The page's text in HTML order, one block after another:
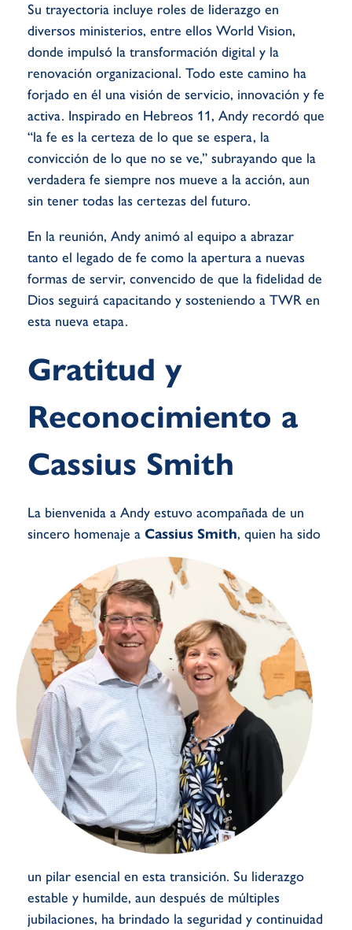
Su trayectoria incluye roles de liderazgo en
diversos ministerios, entre ellos World Vision,
donde impulsó la transformación digital y la
renovación organizacional. Todo este camino ha
forjado en él una visión de servicio, innovación y fe
activa. Inspirado en Hebreos 11, Andy recordó que
“la fe es la certeza de lo que se espera, la
convicción de lo que no se ve,” subrayando que la
verdadera fe siempre nos mueve a la acción, aun
sin tener todas las certezas del futuro.
En la reunión, Andy animó al equipo a abrazar
tanto el legado de fe como la apertura a nuevas
formas de servir, convencido de que la fidelidad de
Dios seguirá capacitando y sosteniendo a TWR en
esta nueva etapa.
Gratitud y
Reconocimiento a
Cassius Smith
La bienvenida a Andy estuvo acompañada de un
sincero homenaje a Cassius Smith, quien ha sido
un pilar esencial en esta transición. Su liderazgo
estable y humilde, aun después de múltiples
jubilaciones, ha brindado la seguridad y continuidad